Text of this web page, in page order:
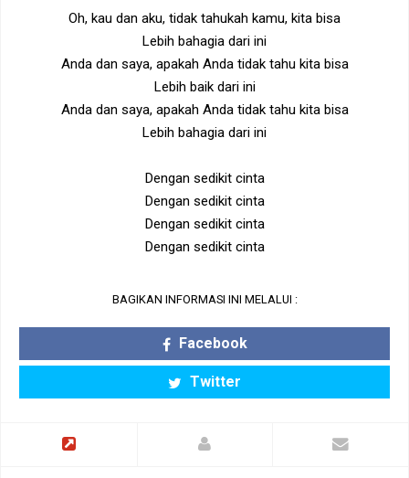
Oh, kau dan aku, tidak tahukah kamu, kita bisa
Lebih bahagia dari ini
Anda dan saya, apakah Anda tidak tahu kita bisa
Lebih baik dari ini
Anda dan saya, apakah Anda tidak tahu kita bisa
Lebih bahagia dari ini
Dengan sedikit cinta
Dengan sedikit cinta
Dengan sedikit cinta
Dengan sedikit cinta
BAGIKAN INFORMASI INI MELALUI :
Facebook
Twitter